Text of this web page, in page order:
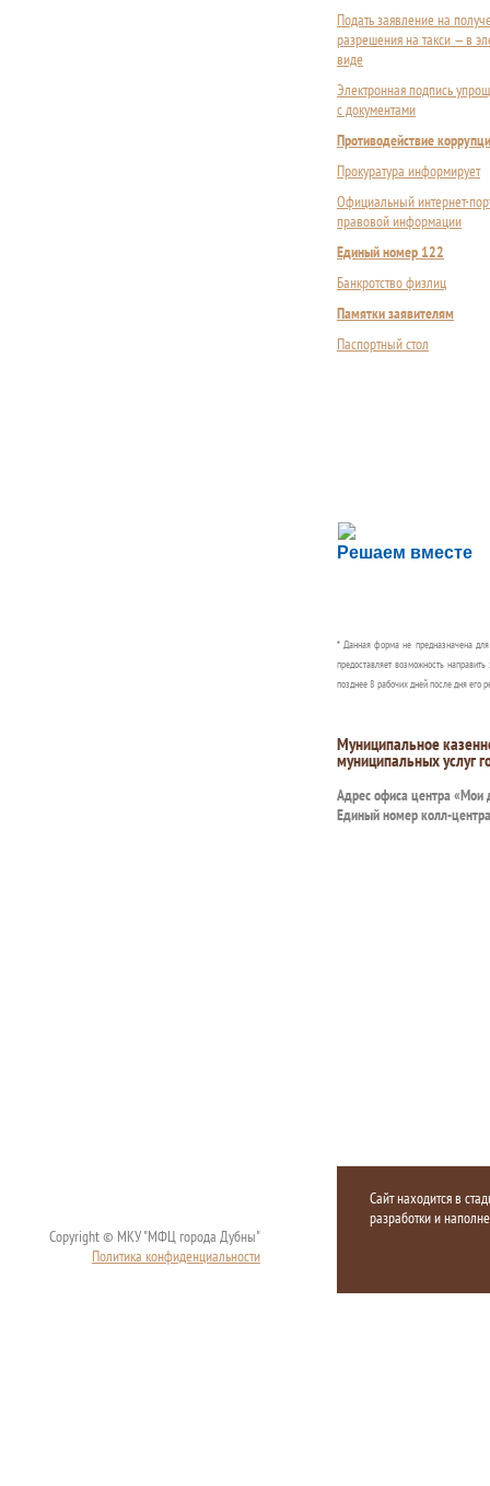
Подать заявление на
разрешения на такси — в
виде
Электронная подпись
с документами
Противодействие
Прокуратура информирует
Официальный интернет-
правовой информации
Единый номер 122
Банкротство физлиц
Памятки заявителям
Паспортный стол
Решаем вместе
Сложности с
Сообщите об этом
* Данная форма не предназначена
предоставляет возможность
позднее 8 рабочих дней после дня его
Муниципальное
муниципальных услуг
Адрес офиса центра «Мои
Единый номер колл-
Copyright © МКУ "МФЦ города Дубны"
Политика конфиденциальности
Сайт находится в
разработки и